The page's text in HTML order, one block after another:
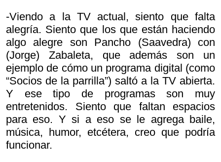
-Viendo a la TV actual, siento que falta
alegría. Siento que los que están haciendo
algo alegre son Pancho (Saavedra) con
(Jorge) Zabaleta, que además son un
ejemplo de cómo un programa digital (como
“Socios de la parrilla”) saltó a la TV abierta.
Y ese tipo de programas son muy
entretenidos. Siento que faltan espacios
para eso. Y si a eso se le agrega baile,
música, humor, etcétera, creo que podría
funcionar.